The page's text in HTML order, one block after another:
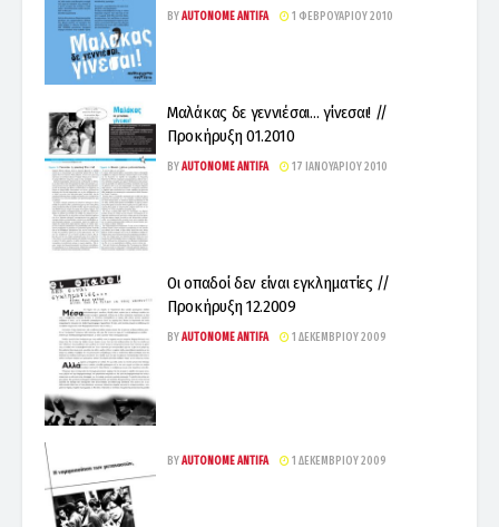
BYAUTONOME ANTIFA 1 ΦΕΒΡΟΥΑΡΊΟΥ 2010
Mαλάκας δε γεννιέσαι… γίνεσαι! //
Προκήρυξη 01.2010
BYAUTONOME ANTIFA 17 ΙΑΝΟΥΑΡΊΟΥ 2010
Oι οπαδοί δεν είναι εγκληματίες //
Προκήρυξη 12.2009
BYAUTONOME ANTIFA 1 ΔΕΚΕΜΒΡΊΟΥ 2009
BYAUTONOME ANTIFA 1 ΔΕΚΕΜΒΡΊΟΥ 2009